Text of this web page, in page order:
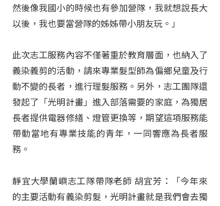
然後像我國小的時候也有參加營隊，我就想說長大
以後，我也要當營隊的姊姊帶小朋友玩。」
此次志工服務內容不僅著重於教育層面，也納入了
義染義剪的活動，請來專業髮型師為偏鄉兒童及行
動不變的長者，進行理髮服務。另外，志工團隊還
發起了「光明計畫」進入部落需要的家庭，為獨居
長者提供電器修繕、燈管更換等，期望這項服務能
帶動當地有專業技能的青年，一同響應為長者服
務。
靜宜大學蘭嶼志工隊帶隊老師 胡宜芳：「今年來
的主要活動有義染剪髮，光明計畫就是我們會去獨